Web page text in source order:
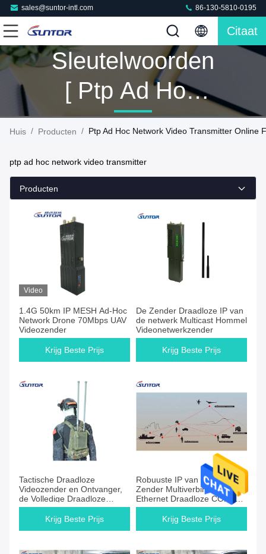
sales@suntor-intl.com 86-130-5810-0195
Citaat
Sleutelwoorden
[ Ptp Ad Hoc
Network Video
Gelijke 8
Producten
Huis / Producten / Ptp Ad Hoc Network Video Transmitter Online
ptp ad hoc network video transmitter
Producten
Video
1.4G 50km IP MESH Ad-Hoc
Network Drone 70Mbps UAV
Videozender
Krijg Beste Prijs
De Zender Draadloze IP van
de netwerk Multicast Hommel
Videonetwerkzender
Krijg Beste Prijs
Tactische Draadloze
Videozender en Ontvanger,
de Volledige Draadloze
Zender van HD
Krijg Beste Prijs
Robuuste IP van de de
Zender Multiverbinding van
Ethernet Draadloze COFDM
NETWERKmededeling
Krijg Beste Prijs